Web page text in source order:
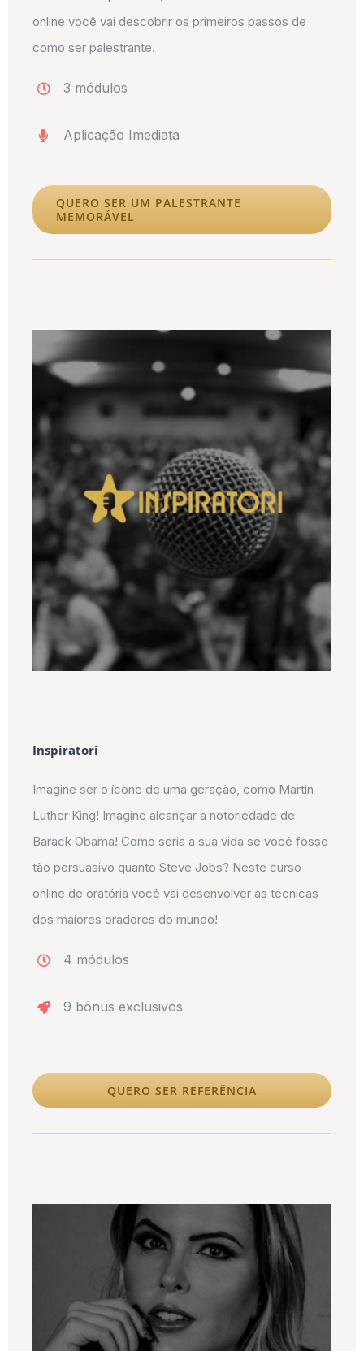
online você vai descobrir os primeiros passos de
como ser palestrante.
3 módulos
Aplicação Imediata
QUERO SER UM PALESTRANTE
MEMORÁVEL
Inspiratori
Imagine ser o ícone de uma geração, como Martin
Luther King! Imagine alcançar a notoriedade de
Barack Obama! Como seria a sua vida se você fosse
tão persuasivo quanto Steve Jobs? Neste curso
online de oratória você vai desenvolver as técnicas
dos maiores oradores do mundo!
4 módulos
9 bônus exclusivos
QUERO SER REFERÊNCIA